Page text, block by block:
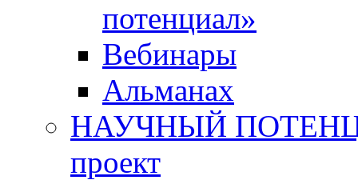
потенциал»
Вебинары
Альманах
НАУЧНЫЙ
проект